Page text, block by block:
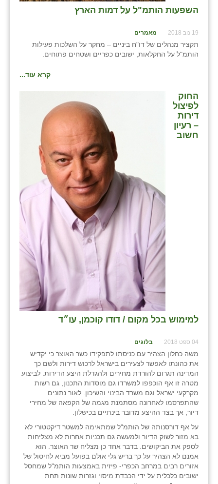
השפעות הותמ"ל על דמות הארץ
19 נוב 2018 מאמרים
תקציר מנהלים של דו"ח ביניים – מחקר על השלכות פעילות
הותמ"ל על החקלאות, ישובים כפריים ושטחים פתוחים.
קרא עוד...
החוק
לפיצול
דירות
– רעיון
חשוב
למימוש בכל מקום / דודו קוכמן, עו״ד
04 ספט 2018 בלוגים
משה כחלון הצהיר עם כניסתו לתפקידו כשר האוצר כי יקדיש
את כהונתו לאפשר לצעירים בישראל לרכוש דירות ולשם כך
המדינה תגרום להורדת מחירים ולהגדלת היצע הדירות. לביצוע
מטרה זו אף הוכפפו למשרדו גם מוסדות התכנון, גם רשות
מקרקעי ישראל וגם משרד הבינוי והשיכון. לאור נתונים
שהתפרסמו לאחרונה מסתמנת מגמה של הקפאה של מחירי
דיור, אך בצד ההיצע מדובר בינתיים בכישלון.
על אף דורסנותה של הותמ"ל שמתאימה למשטר דיקטטורי לא
בא מזור לשוק הדיור ולמעשה גם תכניות אחרות לא מצליחות
לספק את הביקושים. בדבר אחד כן מצליח שר האוצר. הוא
אמנם לא הצהיר על כך בריש גלי אולם בפועל מביא לחיסול של
אזורים רבים במרחב הכפרי- פיזית באמצעות הותמ"ל שמחסל
ישובים כלכלית על ידי הכבדת מיסוי וגזרות שונות תחת